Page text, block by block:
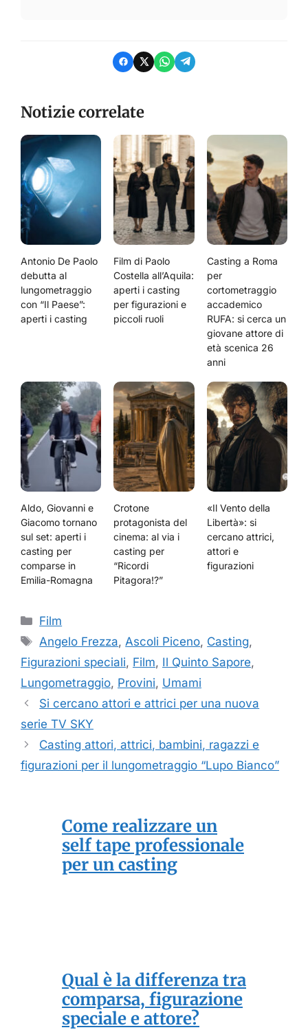
Notizie correlate
Antonio De Paolo
debutta al
lungometraggio
con “Il Paese”:
aperti i casting
Film di Paolo
Costella all’Aquila:
aperti i casting
per figurazioni e
piccoli ruoli
Casting a Roma
per
cortometraggio
accademico
RUFA: si cerca un
giovane attore di
età scenica 26
anni
Aldo, Giovanni e
Giacomo tornano
sul set: aperti i
casting per
comparse in
Emilia-Romagna
Crotone
protagonista del
cinema: al via i
casting per
“Ricordi
Pitagora!?”
«Il Vento della
Libertà»: si
cercano attrici,
attori e
figurazioni
Categorie
Film
Tag
Angelo Frezza, Ascoli Piceno, Casting,
Figurazioni speciali, Film, Il Quinto Sapore,
Lungometraggio, Provini, Umami
Si cercano attori e attrici per una nuova
serie TV SKY
Casting attori, attrici, bambini, ragazzi e
figurazioni per il lungometraggio “Lupo Bianco”
Come realizzare un
self tape professionale
per un casting
Qual è la differenza tra
comparsa, figurazione
speciale e attore?